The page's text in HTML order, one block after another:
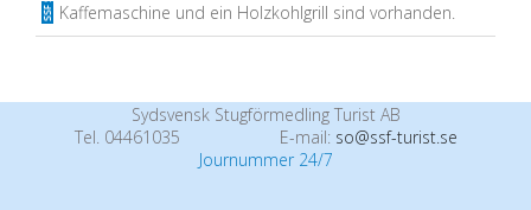
Kaffemaschine und ein Holzkohlgrill sind vorhanden.
Sydsvensk Stugförmedling Turist AB
Tel. 04461035
E-mail: so@ssf-turist.se
Journummer 24/7